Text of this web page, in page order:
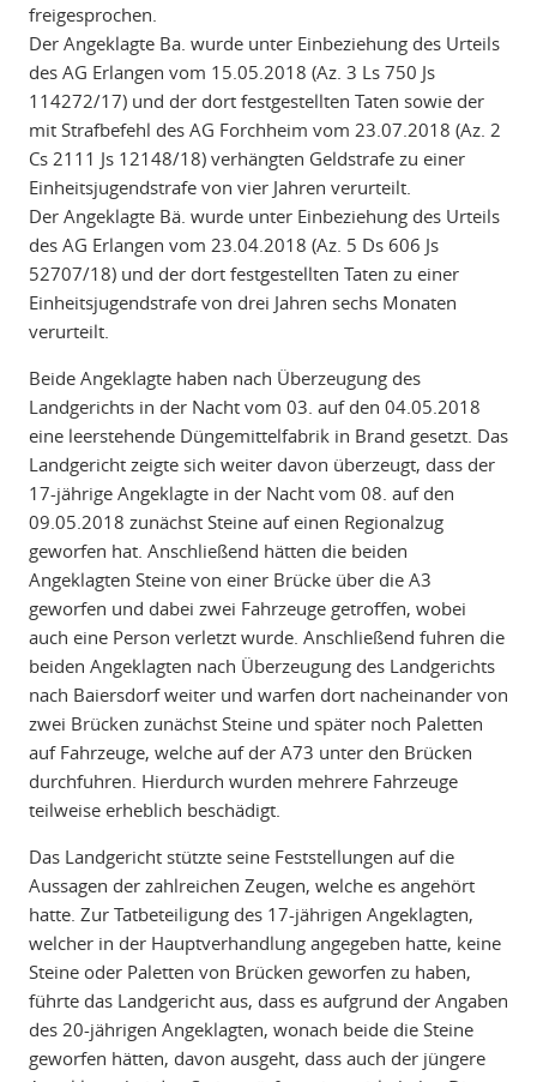
freigesprochen.
Der Angeklagte Ba. wurde unter Einbeziehung des Urteils
des AG Erlangen vom 15.05.2018 (Az. 3 Ls 750 Js
114272/17) und der dort festgestellten Taten sowie der
mit Strafbefehl des AG Forchheim vom 23.07.2018 (Az. 2
Cs 2111 Js 12148/18) verhängten Geldstrafe zu einer
Einheitsjugendstrafe von vier Jahren verurteilt.
Der Angeklagte Bä. wurde unter Einbeziehung des Urteils
des AG Erlangen vom 23.04.2018 (Az. 5 Ds 606 Js
52707/18) und der dort festgestellten Taten zu einer
Einheitsjugendstrafe von drei Jahren sechs Monaten
verurteilt.
Beide Angeklagte haben nach Überzeugung des
Landgerichts in der Nacht vom 03. auf den 04.05.2018
eine leerstehende Düngemittelfabrik in Brand gesetzt. Das
Landgericht zeigte sich weiter davon überzeugt, dass der
17-jährige Angeklagte in der Nacht vom 08. auf den
09.05.2018 zunächst Steine auf einen Regionalzug
geworfen hat. Anschließend hätten die beiden
Angeklagten Steine von einer Brücke über die A3
geworfen und dabei zwei Fahrzeuge getroffen, wobei
auch eine Person verletzt wurde. Anschließend fuhren die
beiden Angeklagten nach Überzeugung des Landgerichts
nach Baiersdorf weiter und warfen dort nacheinander von
zwei Brücken zunächst Steine und später noch Paletten
auf Fahrzeuge, welche auf der A73 unter den Brücken
durchfuhren. Hierdurch wurden mehrere Fahrzeuge
teilweise erheblich beschädigt.
Das Landgericht stützte seine Feststellungen auf die
Aussagen der zahlreichen Zeugen, welche es angehört
hatte. Zur Tatbeteiligung des 17-jährigen Angeklagten,
welcher in der Hauptverhandlung angegeben hatte, keine
Steine oder Paletten von Brücken geworfen zu haben,
führte das Landgericht aus, dass es aufgrund der Angaben
des 20-jährigen Angeklagten, wonach beide die Steine
geworfen hätten, davon ausgeht, dass auch der jüngere